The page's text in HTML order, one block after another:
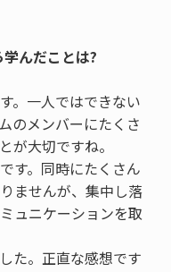
んだことは?
。一人ではできない
のメンバーにたくさ
が大切ですね。
す。同時にたくさん
ませんが、集中し落
ュニケーションを取
た。正直な感想です